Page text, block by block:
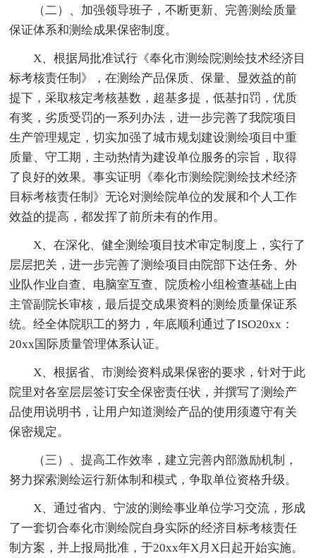
（二）、加强领导班子，不断更新、完善测绘质量
保证体系和测绘成果保密制度。
X、根据局批准试行《奉化市测绘院测绘技术经济目
标考核责任制》，在测绘产品保质、保量、显效益的前
提下，采取核定考核基数，超基多提，低基扣罚，优质
有奖，劣质受罚的一系列办法，进一步完善了我院项目
生产管理规定，切实加强了城市规划建设测绘项目中重
质量、守工期，主动热情为建设单位服务的宗旨，取得
了良好的效果。事实证明《奉化市测绘院测绘技术经济
目标考核责任制》无论对测绘院单位的发展和个人工作
效益的提高，都发挥了前所未有的作用。
X、在深化、健全测绘项目技术审定制度上，实行了
层层把关，进一步完善了测绘项目由院部下达任务、外
业队作业自查、电脑室互查、院质检小组检查基础上由
主管副院长审核，最后提交成果资料的测绘质量保证系
统。经全体院职工的努力，年底顺利通过了ISO20xx：
20xx国际质量管理体系认证。
X、根据省、市测绘资料成果保密的要求，针对于此
院里对各室层层签订安全保密责任状，并撰写了测绘产
品使用说明书，让用户知道测绘产品的使用须遵守有关
保密规定。
（三）、提高工作效率，建立完善内部激励机制，
努力探索测绘运行新体制和模式，争取单位资格升级。
X、通过省内、宁波的测绘事业单位学习交流，形成
了一套切合奉化市测绘院自身实际的经济目标考核责任
制方案，并上报局批准，于20xx年X月X日起开始实施。